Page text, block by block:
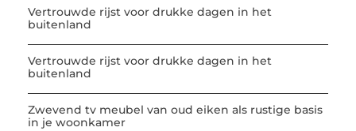
Vertrouwde rijst voor drukke dagen in het
buitenland
Vertrouwde rijst voor drukke dagen in het
buitenland
Zwevend tv meubel van oud eiken als rustige basis
in je woonkamer